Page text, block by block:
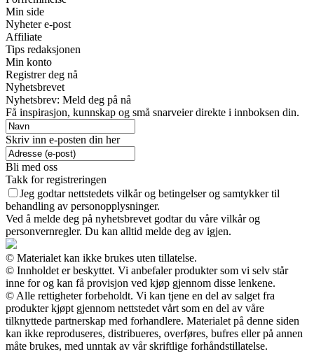
Min side
Nyheter e-post
Affiliate
Tips redaksjonen
Min konto
Registrer deg nå
Nyhetsbrevet
Nyhetsbrev: Meld deg på nå
Få inspirasjon, kunnskap og små snarveier direkte i innboksen din.
Skriv inn e-posten din her
Bli med oss
Takk for registreringen
Jeg godtar nettstedets vilkår og betingelser og samtykker til
behandling av personopplysninger.
Ved å melde deg på nyhetsbrevet godtar du våre vilkår og
personvernregler. Du kan alltid melde deg av igjen.
© Materialet kan ikke brukes uten tillatelse.
© Innholdet er beskyttet. Vi anbefaler produkter som vi selv står
inne for og kan få provisjon ved kjøp gjennom disse lenkene.
© Alle rettigheter forbeholdt. Vi kan tjene en del av salget fra
produkter kjøpt gjennom nettstedet vårt som en del av våre
tilknyttede partnerskap med forhandlere. Materialet på denne siden
kan ikke reproduseres, distribueres, overføres, bufres eller på annen
måte brukes, med unntak av vår skriftlige forhåndstillatelse.